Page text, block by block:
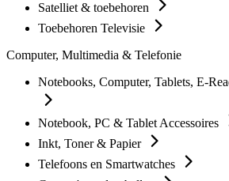
Satelliet & toebehoren
Toebehoren Televisie
Computer, Multimedia & Telefonie
Notebooks, Computer, Tablets, E-
Notebook, PC & Tablet Accessoires
Inkt, Toner & Papier
Telefoons en Smartwatches